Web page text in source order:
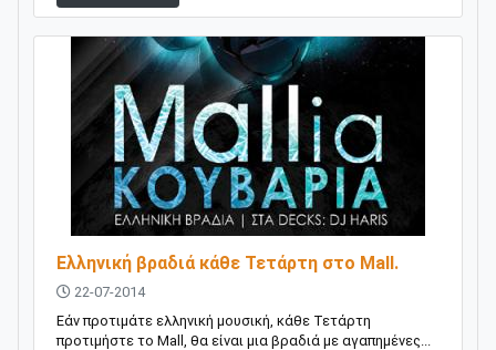
Ελληνική βραδιά κάθε Τετάρτη στο Mall.
22-07-2014
Εάν προτιμάτε ελληνική μουσική, κάθε Τετάρτη
προτιμήστε το Mall, θα είναι μια βραδιά με αγαπημένες...